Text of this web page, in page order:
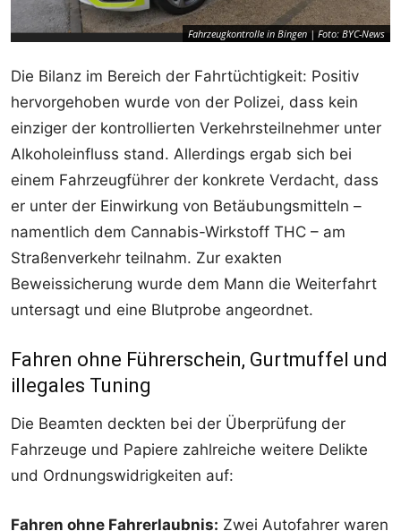
Fahrzeugkontrolle in Bingen | Foto: BYC-News
Die Bilanz im Bereich der Fahrtüchtigkeit: Positiv
hervorgehoben wurde von der Polizei, dass kein
einziger der kontrollierten Verkehrsteilnehmer unter
Alkoholeinfluss stand. Allerdings ergab sich bei
einem Fahrzeugführer der konkrete Verdacht, dass
er unter der Einwirkung von Betäubungsmitteln –
namentlich dem Cannabis-Wirkstoff THC – am
Straßenverkehr teilnahm. Zur exakten
Beweissicherung wurde dem Mann die Weiterfahrt
untersagt und eine Blutprobe angeordnet.
Fahren ohne Führerschein, Gurtmuffel und
illegales Tuning
Die Beamten deckten bei der Überprüfung der
Fahrzeuge und Papiere zahlreiche weitere Delikte
und Ordnungswidrigkeiten auf:
Fahren ohne Fahrerlaubnis: Zwei Autofahrer waren